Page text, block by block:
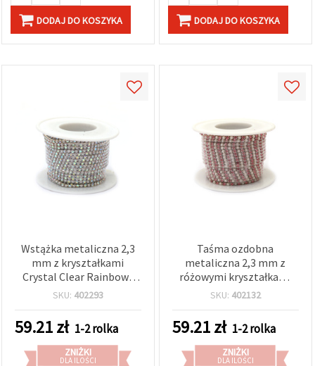
DODAJ DO KOSZYKA DODAJ DO KOSZYKA
Wstążka metaliczna 2,3
mm z kryształkami
Crystal Clear Rainbow i
perłami SS6 – 9 metrów
SKU: 402293
59.21zł 1-2 rolka
ZNIŻKI
DLA ILOŚCI
Taśma ozdobna
metaliczna 2,3 mm z
różowymi kryształkami
szklanymi i perełkami SS6
SKU: 402132
59.21zł 1-2 rolka
ZNIŻKI
DLA ILOŚCI